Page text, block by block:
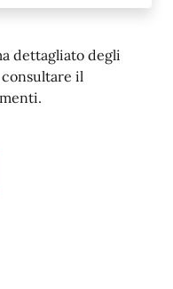
dettagliato degli
il